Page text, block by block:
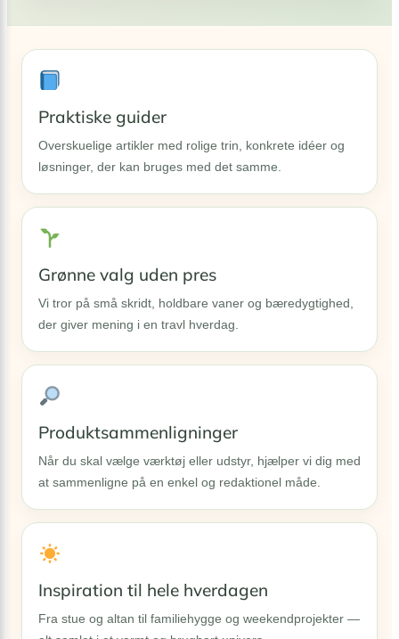
Praktiske guider
Overskuelige artikler med rolige trin, konkrete idéer og
løsninger, der kan bruges med det samme.
Grønne valg uden pres
Vi tror på små skridt, holdbare vaner og bæredygtighed,
der giver mening i en travl hverdag.
Produktsammenligninger
Når du skal vælge værktøj eller udstyr, hjælper vi dig med
at sammenligne på en enkel og redaktionel måde.
Inspiration til hele hverdagen
Fra stue og altan til familiehygge og weekendprojekter —